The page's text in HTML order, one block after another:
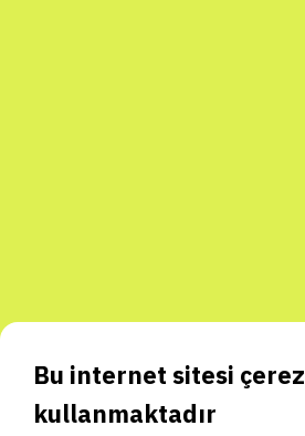
Bu internet sitesi çerez
kullanmaktadır